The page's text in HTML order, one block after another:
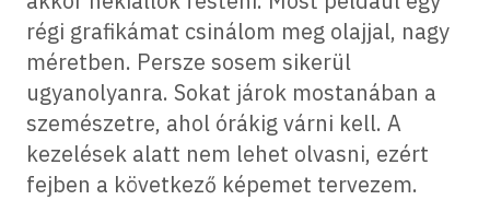
régi grafikámat csinálom meg olajjal, nagy
méretben. Persze sosem sikerül
ugyanolyanra. Sokat járok mostanában a
szemészetre, ahol órákig várni kell. A
kezelések alatt nem lehet olvasni, ezért
fejben a következő képemet tervezem.